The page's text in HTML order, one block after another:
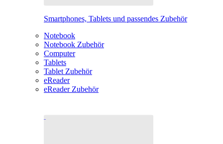
Smartphones, Tablets und passendes Zubehör
Notebook
Notebook Zubehör
Computer
Tablets
Tablet Zubehör
eReader
eReader Zubehör